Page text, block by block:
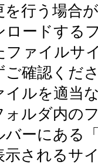
を行う場合
ロードする
ファイルサ
ご確認くだ
イルを適当
ォルダ内の
バーにある
示されるサ